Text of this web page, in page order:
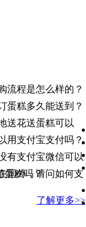
流程是怎么样的？
蛋糕多久能送到？
送花送蛋糕可以
用支付宝支付吗？
有支付宝微信可以
蛋糕吗？
国外，请问如何支
了解更多>>